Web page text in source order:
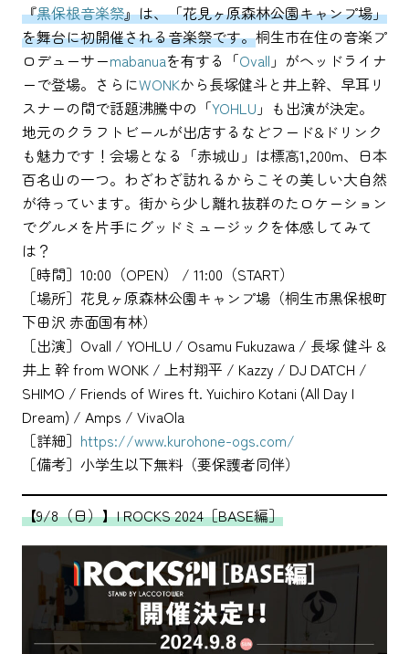
『黒保根音楽祭』は、「花見ヶ原森林公園キャンプ場」
を舞台に初開催される音楽祭です。桐生市在住の音楽プ
ロデューサーmabanuaを有する「Ovall 」がヘッドライナ
ーで登場。さらにWONKから長塚健斗と井上幹、早耳リ
スナーの間で話題沸騰中の「YOHLU 」も出演が決定。
地元のクラフトビールが出店するなどフード&ドリンク
も魅力です！会場となる「赤城山」は標高1,200m、日本
百名山の一つ。わざわざ訪れるからこその美しい大自然
が待っています。街から少し離れ抜群のたロケーション
でグルメを片手にグッドミュージックを体感してみて
は？
［時間］10:00（OPEN） / 11:00（START）
［場所］花見ヶ原森林公園キャンプ場（桐生市黒保根町
下田沢 赤面国有林）
［出演］Ovall / YOHLU / Osamu Fukuzawa / 長塚 健斗 &
井上 幹 from WONK / 上村翔平 / Kazzy / DJ DATCH /
SHIMO / Friends of Wires ft. Yuichiro Kotani (All Day I
Dream) / Amps / VivaOla
［詳細］ https://www.kurohone-ogs.com/
［備考］小学生以下無料（要保護者同伴）
【9/8（日）】I ROCKS 2024［BASE編］